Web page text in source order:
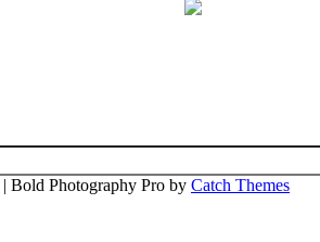
| Bold Photography Pro by Catch Themes